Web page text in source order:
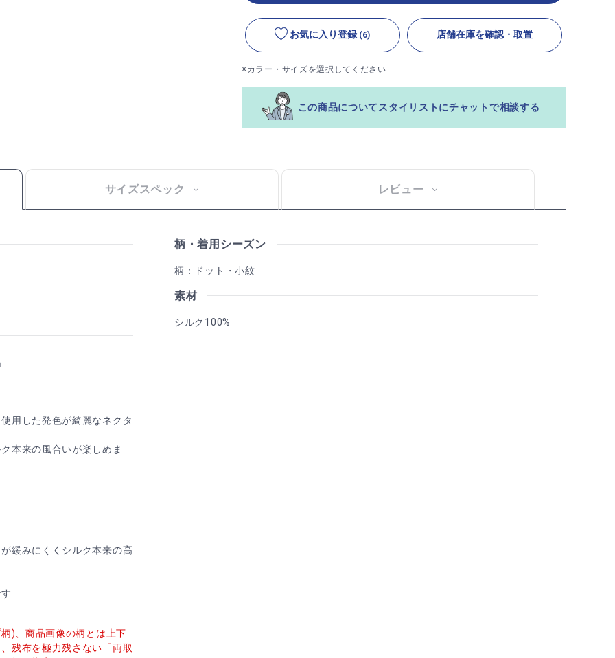
お気に入り登録 (6) 店舗在庫を確認・取置
※カラー・サイズを選択してください
この商品についてスタイリストにチャットで相談する
サイズスペック レビュー
用した発色が綺麗なネクタ
本来の風合いが楽しめま
緩みにくくシルク本来の高
)、商品画像の柄とは上下
残布を極力残さない「両取
柄・着用シーズン
柄：ドット・小紋
素材
シルク100%